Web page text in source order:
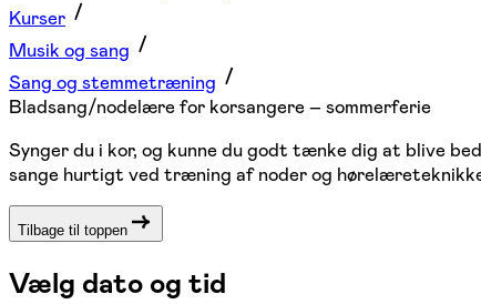
Kurser
Musik og sang
Sang og stemmetræning
Bladsang/nodelære for korsangere – sommerferie
Synger du i kor, og kunne du godt tænke dig at blive
sange hurtigt ved træning af noder og
Tilbage til toppen
Vælg dato og tid